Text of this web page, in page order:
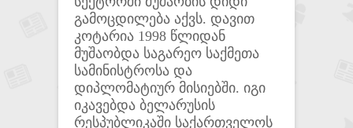
გამოცდილება აქვს. დავით
კოტარია 1998 წლიდან
მუშაობდა საგარეო საქმეთა
სამინისტროსა და
დიპლომატიურ მისიებში. იგი
იკავებდა ბელარუსის
რესპუბლიკაში საქართველოს